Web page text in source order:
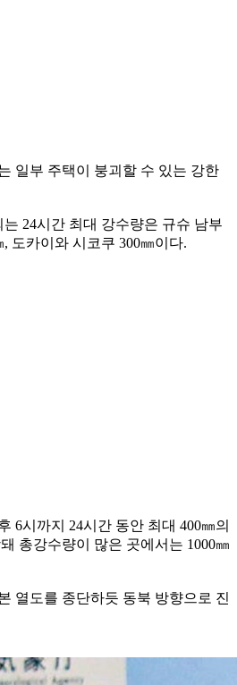
일부 주택이 붕괴할 수 있는 강한
24시간 최대 강수량은 규슈 남부
도카이와 시코쿠 300㎜이다.
6시까지 24시간 동안 최대 400㎜의
총강수량이 많은 곳에서는 1000㎜
열도를 종단하듯 동북 방향으로 진